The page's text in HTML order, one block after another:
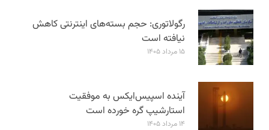
رگولاتوری: حجم بسته‌های اینترنتی کاهش
نیافته است
۱۵ مرداد ۱۴۰۵
آینده اسپیس‌ایکس به موفقیت
استارشیپ گره خورده است
۱۴ مرداد ۱۴۰۵